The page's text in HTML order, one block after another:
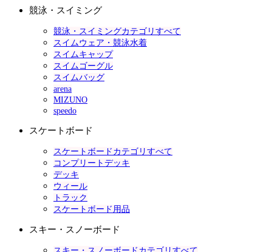
競泳・スイミング
競泳・スイミングカテゴリすべて
スイムウェア・競泳水着
スイムキャップ
スイムゴーグル
スイムバッグ
arena
MIZUNO
speedo
スケートボード
スケートボードカテゴリすべて
コンプリートデッキ
デッキ
ウィール
トラック
スケートボード用品
スキー・スノーボード